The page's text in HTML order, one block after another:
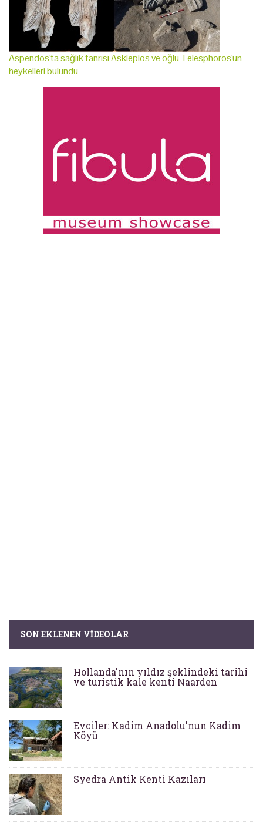
Aspendos'ta sağlık tanrısı Asklepios ve oğlu Telesphoros'un
heykelleri bulundu
SON EKLENEN VIDEOLAR
Hollanda'nın yıldız şeklindeki tarihi
ve turistik kale kenti Naarden
Evciler: Kadim Anadolu'nun Kadim
Köyü
Syedra Antik Kenti Kazıları